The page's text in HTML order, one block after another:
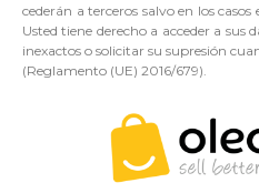
cederán a terceros salvo en los
Usted tiene derecho a acceder a sus
inexactos o solicitar su supresión
(Reglamento (UE) 2016/679).